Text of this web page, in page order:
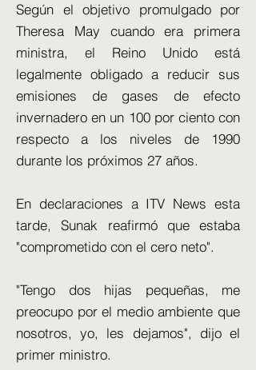
Según el objetivo promulgado por
Theresa May cuando era primera
ministra, el Reino Unido está
legalmente obligado a reducir sus
emisiones de gases de efecto
invernadero en un 100 por ciento con
respecto a los niveles de 1990
durante los próximos 27 años.
En declaraciones a ITV News esta
tarde, Sunak reafirmó que estaba
"comprometido con el cero neto".
"Tengo dos hijas pequeñas, me
preocupo por el medio ambiente que
nosotros, yo, les dejamos", dijo el
primer ministro.